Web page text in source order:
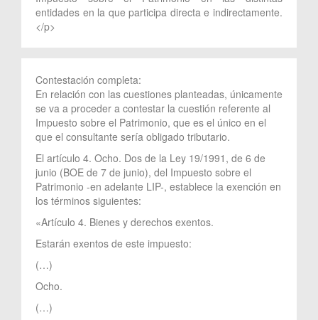
entidades en la que participa directa e indirectamente.
</p>
Contestación completa:
En relación con las cuestiones planteadas, únicamente
se va a proceder a contestar la cuestión referente al
Impuesto sobre el Patrimonio, que es el único en el
que el consultante sería obligado tributario.
El artículo 4. Ocho. Dos de la Ley 19/1991, de 6 de
junio (BOE de 7 de junio), del Impuesto sobre el
Patrimonio -en adelante LIP-, establece la exención en
los términos siguientes:
«Artículo 4. Bienes y derechos exentos.
Estarán exentos de este impuesto:
(…)
Ocho.
(…)